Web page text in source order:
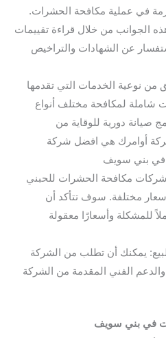
في عملية مكافحة الحشرات.
الجوانب من خلال قراءة تقييمات
عن الشهادات والتراخيص
من نوعية الخدمات التي تقدمها
شاملة لمكافحة مختلف أنواع
صيانة دورية للوقاية من
أوامرك هي افضل شركة
في بني سويف
شركات مكافحة الحشرات للحبني
مختلفة. سوف تتأكد أن
للمشكلة وأسعارًا معقولة
يمكنك أن تطلب من الشركة
الفني المقدمة من الشركة
في بني سويف